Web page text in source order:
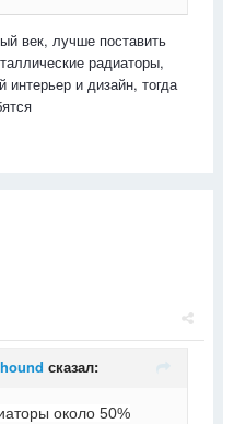
век, лучше поставить
радиаторы,
и дизайн, тогда
сказал:
около 50%